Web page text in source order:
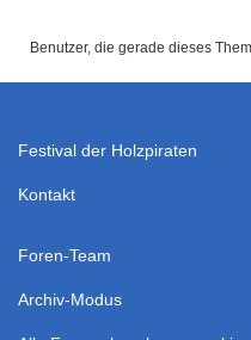
Benutzer, die gerade dieses
Festival der Holzpiraten
Kontakt
Foren-Team
Archiv-Modus